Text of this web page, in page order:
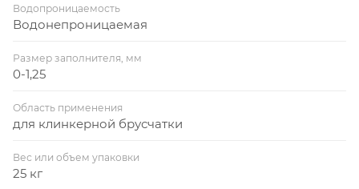
Водопроницаемость
Водонепроницаемая
Размер заполнителя, мм
0-1,25
Область применения
для клинкерной брусчатки
Вес или объем упаковки
25 кг